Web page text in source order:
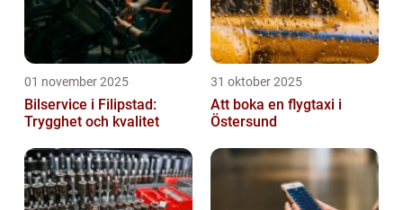
01 november 2025
Bilservice i Filipstad:
Trygghet och kvalitet
31 oktober 2025
Att boka en flygtaxi i
Östersund